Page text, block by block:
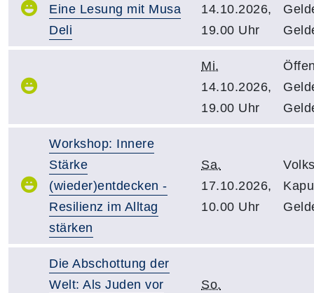
Eine Lesung mit Musa
Deli
14.10.2026,
19.00 Uhr
Mi.
14.10.2026,
19.00 Uhr
Workshop: Innere
Stärke
(wieder)entdecken -
Resilienz im Alltag
stärken
Sa.
17.10.2026,
10.00 Uhr
Die Abschottung der
Welt: Als Juden vor
So.